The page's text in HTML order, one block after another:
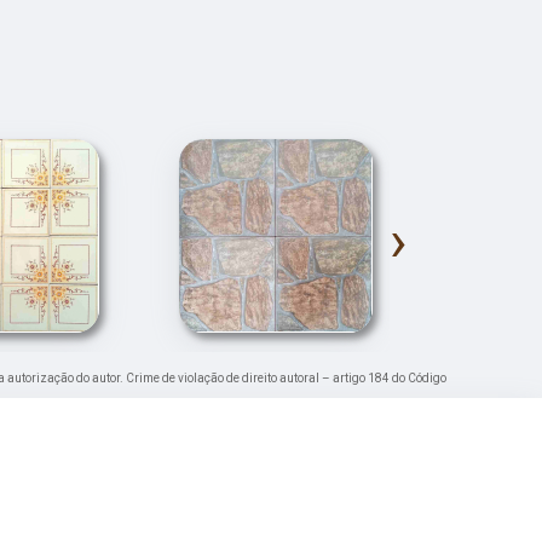
›
do autor. Crime de violação de direito autoral – artigo 184 do Código